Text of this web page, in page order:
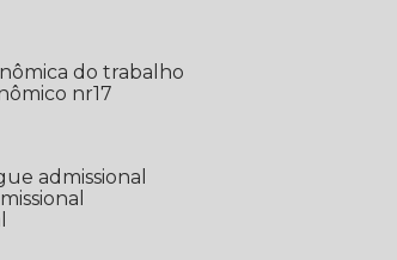
do trabalho
nr17
admissional